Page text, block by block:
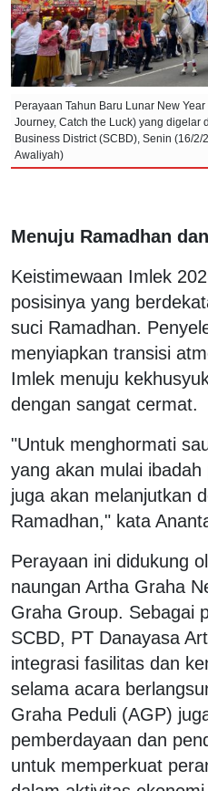
Perayaan Tahun Baru Lunar New
Journey, Catch the Luck) yang digelar
Business District (SCBD), Senin (16/
Awaliyah)
Menuju Ramadhan
Keistimewaan Imlek
posisinya yang
suci Ramadhan.
menyiapkan transisi
Imlek menuju
dengan sangat cermat.
"Untuk menghormati
yang akan mulai
juga akan melanjutkan
Ramadhan," kata
Perayaan ini didukung
naungan Artha Graha
Graha Group. Sebagai
SCBD, PT Danayasa
integrasi fasilitas dan
selama acara
Graha Peduli (AGP)
pemberdayaan dan
untuk memperkuat